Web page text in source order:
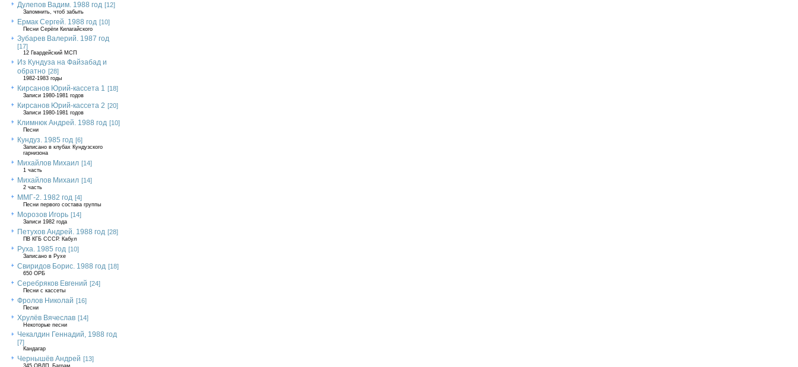
Дулепов Вадим. 1988 год [12]
Запомнить, чтоб забыть
Ермак Сергей. 1988 год [10]
Песни Серёги Килагайского
Зубарев Валерий. 1987 год
[17]
12 Гвардейский МСП
Из Кундуза на Файзабад и
обратно [28]
1982-1983 годы
Кирсанов Юрий-кассета 1 [18]
Записи 1980-1981 годов
Кирсанов Юрий-кассета 2 [20]
Записи 1980-1981 годов
Климнюк Андрей. 1988 год [10]
Песни
Кундуз. 1985 год [6]
Записано в клубах Кундузского
гарнизона
Михайлов Михаил [14]
1 часть
Михайлов Михаил [14]
2 часть
ММГ-2. 1982 год [4]
Песни первого состава группы
Морозов Игорь [14]
Записи 1982 года
Петухов Андрей. 1988 год [28]
ПВ КГБ СССР. Кабул
Руха. 1985 год [10]
Записано в Рухе
Свиридов Борис. 1988 год [18]
650 ОРБ
Серебряков Евгений [24]
Песни с кассеты
Фролов Николай [16]
Песни
Хрулёв Вячеслав [14]
Некоторые песни
Чекалдин Геннадий, 1988 год
[7]
Кандагар
Чернышёв Андрей [13]
345 ОВДП, Баграм